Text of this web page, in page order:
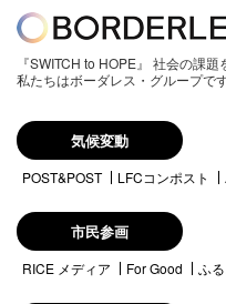
『SWITCH to HOPE』 社会の課
私たちはボーダレス・グループです
気候変動
POST&POST LFCコンポスト
市民参画
RICE メディア For Good ふ